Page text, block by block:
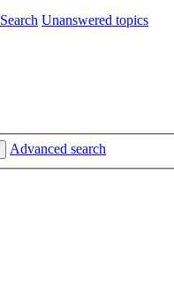
Search Unanswered topics
Advanced search